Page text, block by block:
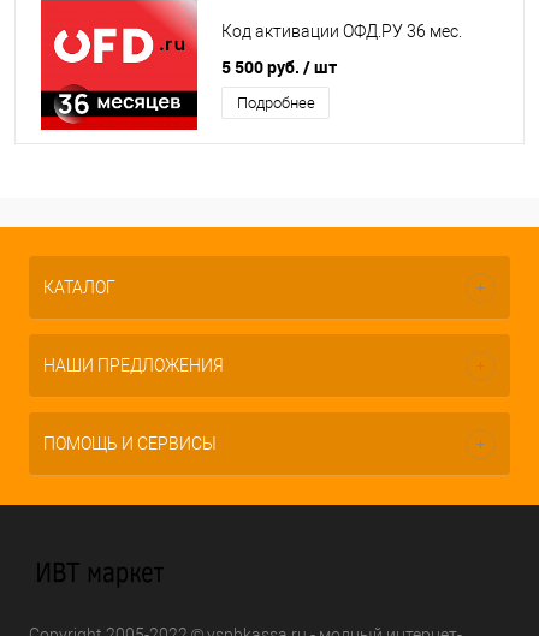
Код активации ОФД.РУ 36 мес.
5 500 руб. / шт
Подробнее
КАТАЛОГ
НАШИ ПРЕДЛОЖЕНИЯ
ПОМОЩЬ И СЕРВИСЫ